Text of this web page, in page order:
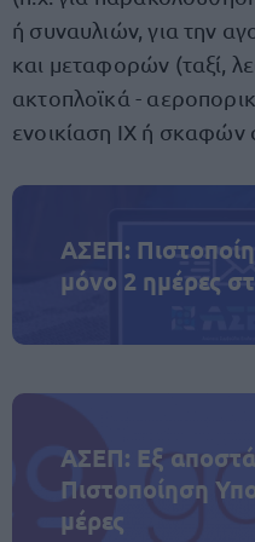
ή συναυλιών, για την
και μεταφορών (ταξί,
ακτοπλοϊκά -
ενοικίαση ΙΧ ή σκαφών
ΑΣΕΠ:
μόνο 2 ημέρες
ΑΣΕΠ: Εξ
Πιστοποίηση
μέρες